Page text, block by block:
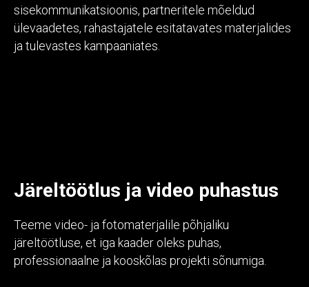
sisekommunikatsioonis, partneritele mõeldud
ülevaadetes, rahastajatele esitatavates materjalides
ja tulevastes kampaaniates.
Järeltöötlus ja video puhastus
Teeme video- ja fotomaterjalile põhjaliku
järeltöötluse, et iga kaader oleks puhas,
professionaalne ja kooskõlas projekti sõnumiga.